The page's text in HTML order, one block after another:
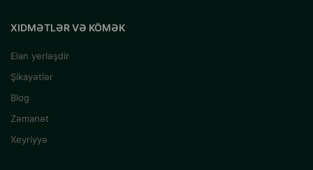
XIDMƏTLƏR VƏ KÖMƏK
Elan yerləşdir
Şikayətlər
Blog
Zəmanət
Xeyriyyə